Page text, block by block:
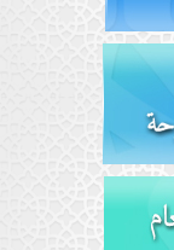
المراكز الخارجية
Institut
14 mars 2019